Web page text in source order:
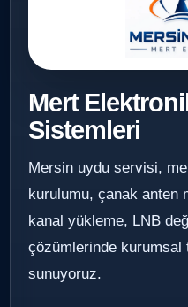
Mert
Sistemleri
Mersin uydu servisi,
kurulumu, çanak anten
kanal yükleme, LNB
çözümlerinde
sunuyoruz.